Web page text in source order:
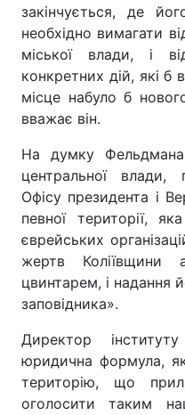
закінчується, де
необхідно вимагати
міської влади, і
конкретних дій, які б
місце набуло б
вважає він.
На думку
центральної влади,
Офісу президента і
певної території,
єврейських
жертв Коліївщини
цвинтарем, і надання
заповідника».
Директор
юридична формула,
територію, що
оголосити таким